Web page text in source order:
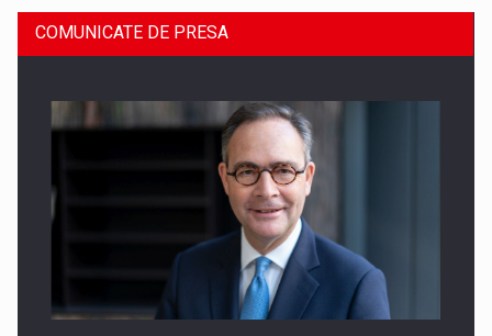
ROOTED IN ROMANIA, BUILT TO DELIVER TECHNOLOGY FOR
COMUNICATE DE PRESA